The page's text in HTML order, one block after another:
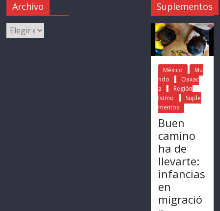
Archivo Suplementos
México
Mu
ndo
Oaxac
a
Región
Istmo
Suple
mentos
Buen
camino
ha de
llevarte:
infancias
en
migració